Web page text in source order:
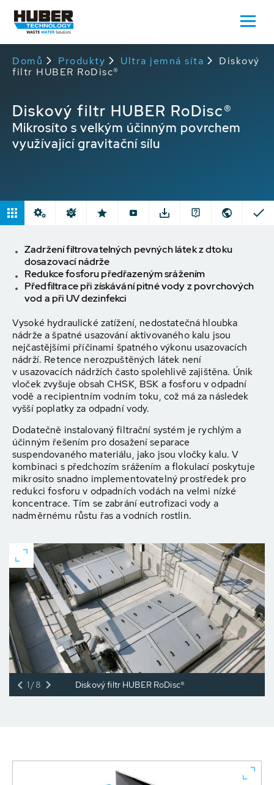
Domů Produkty Ultra jemná síta
Diskový
filtr HUBER RoDisc®
Diskový filtr HUBER RoDisc®
Mikrosíto s velkým účinným povrchem
využívající gravitační sílu
Zadržení filtrovatelných pevných látek z dtoku
dosazovací nádrže
Redukce fosforu předřazeným srážením
Předfiltrace při získávání pitné vody z povrchových
vod a při UV dezinfekci
Vysoké hydraulické zatížení, nedostatečná hloubka
nádrže a špatné usazování aktivovaného kalu jsou
nejčastějšími příčinami špatného výkonu usazovacích
nádrží. Retence nerozpuštěných látek není
v usazovacích nádržích často spolehlivě zajištěna. Únik
vloček zvyšuje obsah CHSK, BSK a fosforu v odpadní
vodě a recipientním vodním toku, což má za následek
vyšší poplatky za odpadní vody.
Dodatečně instalovaný filtrační systém je rychlým a
účinným řešením pro dosažení separace
suspendovaného materiálu, jako jsou vločky kalu. V
kombinaci s předchozím srážením a flokulací poskytuje
mikrosíto snadno implementovatelný prostředek pro
redukci fosforu v odpadních vodách na velmi nízké
koncentrace. Tím se zabrání eutrofizaci vody a
nadměrnému růstu řas a vodních rostlin.
Diskový filtr HUBER RoDisc®
1/8